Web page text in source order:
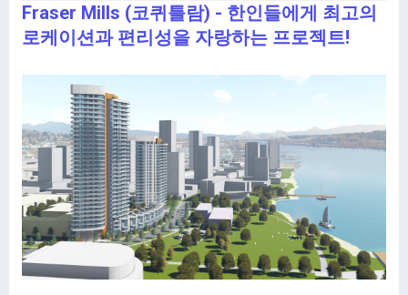
Fraser Mills (코퀴틀람) - 한인들에게 최고의
로케이션과 편리성을 자랑하는 프로젝트!